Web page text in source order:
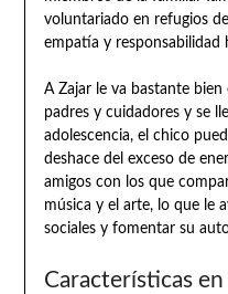
voluntariado en refugios
empatía y responsabilidad
A Zajar le va bastante bien
padres y cuidadores y se
adolescencia, el chico
deshace del exceso de
amigos con los que
música y el arte, lo que le
sociales y fomentar su
Características